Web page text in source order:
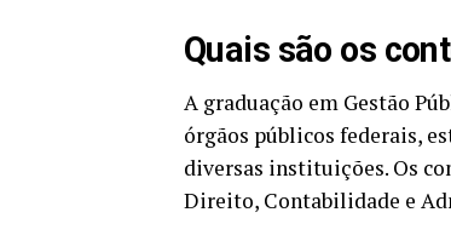
Quais são os
A graduação em Gestão
órgãos públicos federais,
diversas instituições. Os
Direito, Contabilidade e